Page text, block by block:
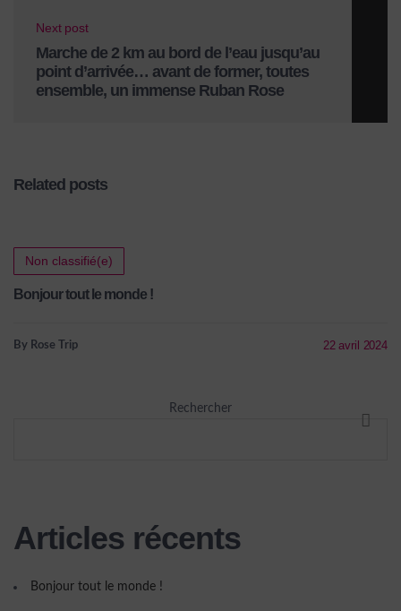
l’action.
Next post
Marche de 2 km au bord de l’eau jusqu’au
point d’arrivée… avant de former, toutes
ensemble, un immense Ruban Rose
Related posts
Non classifié(e)
Bonjour tout le monde !
By Rose Trip 22 avril 2024
Rechercher
Articles récents
Bonjour tout le monde !